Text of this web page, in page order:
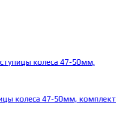
колеса 47-50мм, комплект